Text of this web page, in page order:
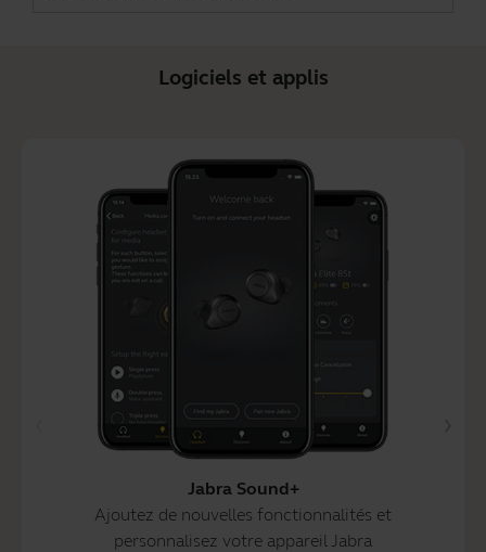
Logiciels et applis
Jabra Sound+
Ajoutez de nouvelles fonctionnalités et
personnalisez votre appareil Jabra